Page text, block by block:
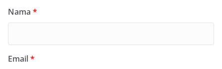
Nama *
Email*